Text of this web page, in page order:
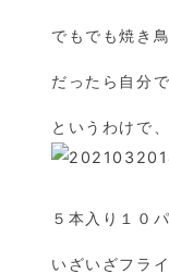
でもでも焼き
だったら自分
というわけで
５本入り１０
いざいざフラ